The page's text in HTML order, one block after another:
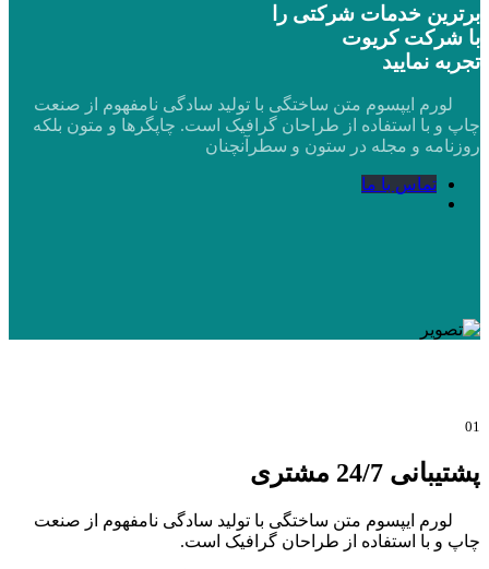
برترین خدمات شرکتی را
با شرکت کریوت
تجربه نمایید
لورم ایپسوم متن ساختگی با تولید سادگی نامفهوم از صنعت
چاپ و با استفاده از طراحان گرافیک است. چاپگرها و متون بلکه
روزنامه و مجله در ستون و سطرآنچنان
تماس با ما
01
پشتیبانی 24/7 مشتری
لورم ایپسوم متن ساختگی با تولید سادگی نامفهوم از صنعت
چاپ و با استفاده از طراحان گرافیک است.